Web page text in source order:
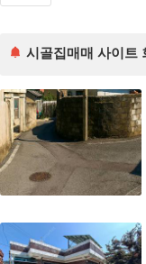
시골집매매 사이트